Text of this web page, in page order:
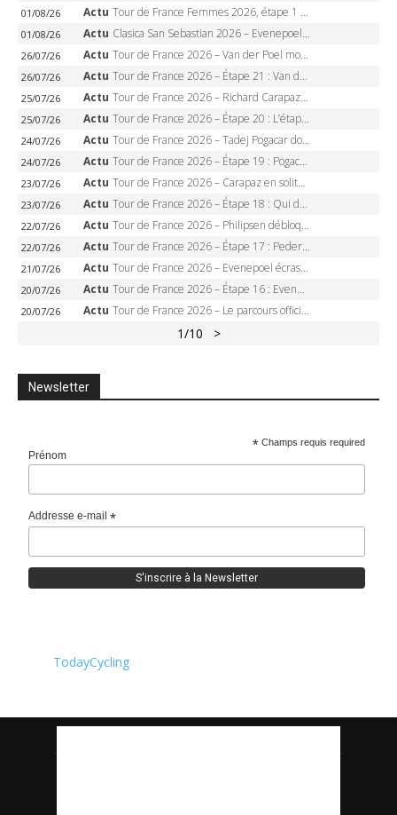
01/08/26 Actu Tour de France Femmes 2026, étape 1 – Lorena Wiebes intouchable à Lausanne, premier maillot jaune
01/08/26 Actu Clasica San Sebastian 2026 – Evenepoel recordman, 4e victoire, Carapaz battu au sprint
26/07/26 Actu Tour de France 2026 – Van der Poel monumental à Paris, Pogacar égale le record des cinq sacres
26/07/26 Actu Tour de France 2026 – Étape 21 : Van der Poel, Pogacar, qui succédera à Wout van Aert sur les Champs-Elysées ?
25/07/26 Actu Tour de France 2026 – Richard Carapaz roi des Alpes, doublé et maillot à pois, Seixas perd le podium
25/07/26 Actu Tour de France 2026 – Étape 20 : L’étape reine, Galibier, Sarenne, Alpe d’Huez, qui succédera à Pogacar ?
24/07/26 Actu Tour de France 2026 – Tadej Pogacar dompte l’Alpe d’Huez, 5e victoire, record de Pantani pulvérisé
24/07/26 Actu Tour de France 2026 – Étape 19 : Pogacar peut-il enfin dompter l’Alpe d’Huez ?
23/07/26 Actu Tour de France 2026 – Carapaz en solitaire à Orcières-Merlette, Paret-Peintre à un point du maillot à pois
23/07/26 Actu Tour de France 2026 – Étape 18 : Qui domptera Orcières-Merlette, première marche vers l’Alpe d’Huez ?
22/07/26 Actu Tour de France 2026 – Philipsen débloque son compteur à Voiron, Pedersen en danger pour le maillot vert
22/07/26 Actu Tour de France 2026 – Étape 17 : Pedersen peut-il verrouiller le maillot vert à Voiron ?
21/07/26 Actu Tour de France 2026 – Evenepoel écrase le chrono d’Évian, Seixas 4e, Lipowitz abandonne
20/07/26 Actu Tour de France 2026 – Étape 16 : Evenepoel, Pogacar, Ganna… qui domptera le chrono d’Évian pour redessiner le podium ?
20/07/26 Actu Tour de France 2026 – Le parcours officiel complet : 21 étapes, profils, carte et dates
1/10 >
Newsletter
* Champs requis required
Prénom
Addresse e-mail*
TodayCycling